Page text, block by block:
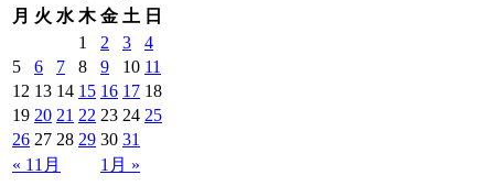
月 火 水 木 金 土 日
« 11月 1月 »
1 2 3
4
5
6 7 8 9 10 11
12 13 14 15 16 17 18
19 20 21 22 23 24 25
26 27 28 29 30 31